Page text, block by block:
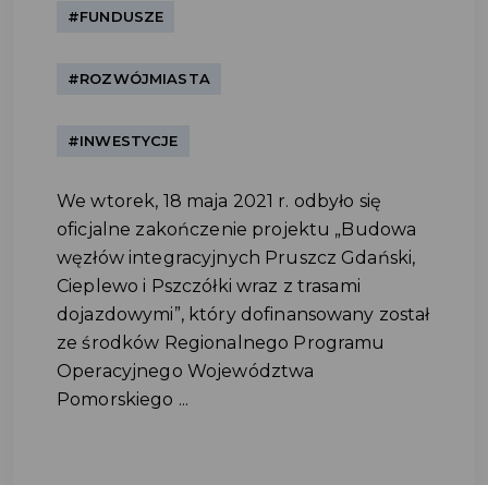
#FUNDUSZE
#ROZWÓJMIASTA
#INWESTYCJE
We wtorek, 18 maja 2021 r. odbyło się
oficjalne zakończenie projektu „Budowa
węzłów integracyjnych Pruszcz Gdański,
Cieplewo i Pszczółki wraz z trasami
dojazdowymi”, który dofinansowany został
ze środków Regionalnego Programu
Operacyjnego Województwa
Pomorskiego ...